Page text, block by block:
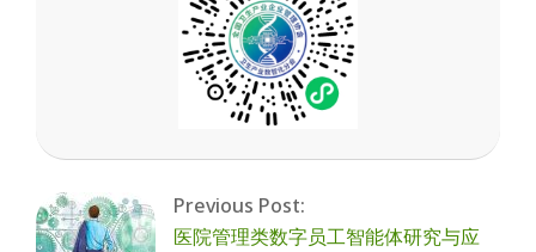
2026-
03-
01
Previous Post:
医院管理类数字员工智能体研究与应